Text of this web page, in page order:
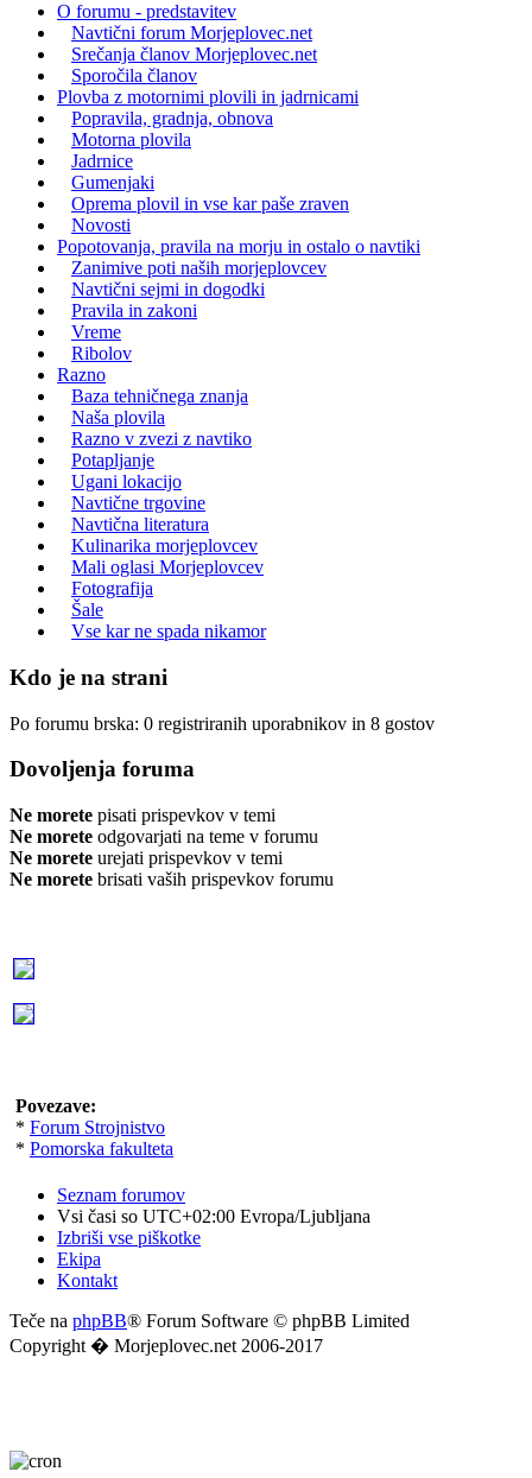
O forumu - predstavitev
Navtični forum Morjeplovec.net
Srečanja članov Morjeplovec.net
Sporočila članov
Plovba z motornimi plovili in jadrnicami
Popravila, gradnja, obnova
Motorna plovila
Jadrnice
Gumenjaki
Oprema plovil in vse kar paše zraven
Novosti
Popotovanja, pravila na morju in ostalo o navtiki
Zanimive poti naših morjeplovcev
Navtični sejmi in dogodki
Pravila in zakoni
Vreme
Ribolov
Razno
Baza tehničnega znanja
Naša plovila
Razno v zvezi z navtiko
Potapljanje
Ugani lokacijo
Navtične trgovine
Navtična literatura
Kulinarika morjeplovcev
Mali oglasi Morjeplovcev
Fotografija
Šale
Vse kar ne spada nikamor
Kdo je na strani
Po forumu brska: 0 registriranih uporabnikov in 8 gostov
Dovoljenja foruma
Ne morete pisati prispevkov v temi
Ne morete odgovarjati na teme v forumu
Ne morete urejati prispevkov v temi
Ne morete brisati vaših prispevkov forumu
Povezave:
* Forum Strojnistvo
* Pomorska fakulteta
Seznam forumov
Vsi časi so UTC+02:00 Evropa/Ljubljana
Izbriši vse piškotke
Ekipa
Kontakt
Teče na phpBB® Forum Software © phpBB Limited
Copyright � Morjeplovec.net 2006-2017